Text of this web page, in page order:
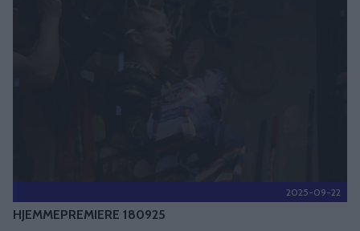
2025-09-22
HJEMMEPREMIERE 180925